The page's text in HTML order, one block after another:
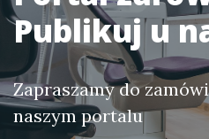
Publikuj u
Zapraszamy do
naszym portalu